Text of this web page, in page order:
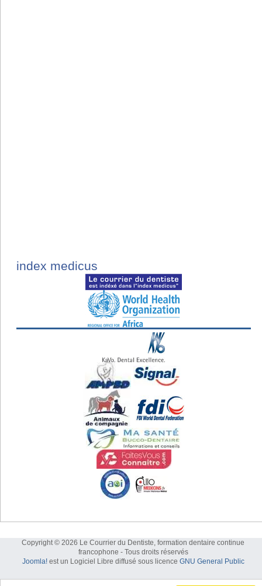
index medicus
Copyright © 2026 Le Courrier du Dentiste, formation dentaire continue
francophone - Tous droits réservés
Joomla!est un Logiciel Libre diffusé sous licence GNU General Public